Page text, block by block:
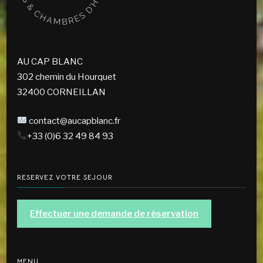
AU CAP BLANC
302 chemin du Hourquet
32400 CORNEILLAN
contact@aucapblanc.fr
+33 (0)6 32 49 84 93
RESERVEZ VOTRE SEJOUR
Effectuer une demande de réservation
MENU